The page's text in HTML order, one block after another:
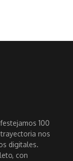
100
nos
digitales.
con